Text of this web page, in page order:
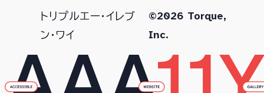
トリプルエー・イレブ
ン・ワイ
©2026 Torque,
Inc.